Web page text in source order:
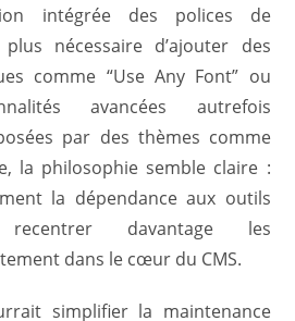
intégrée des polices de
nécessaire d’ajouter des
comme “Use Any Font” ou
avancées autrefois
par des thèmes comme
la philosophie semble claire :
la dépendance aux outils
davantage les
dans le cœur du CMS.
simplifier la maintenance